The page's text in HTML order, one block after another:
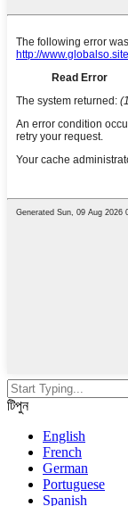
টিপুন
English
French
German
Portuguese
Spanish